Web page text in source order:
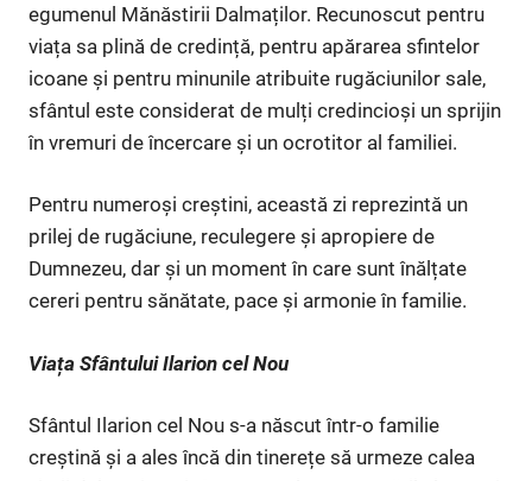
egumenul Mănăstirii Dalmaților. Recunoscut pentru
viața sa plină de credință, pentru apărarea sfintelor
icoane și pentru minunile atribuite rugăciunilor sale,
sfântul este considerat de mulți credincioși un sprijin
în vremuri de încercare și un ocrotitor al familiei.
Pentru numeroși creștini, această zi reprezintă un
prilej de rugăciune, reculegere și apropiere de
Dumnezeu, dar și un moment în care sunt înălțate
cereri pentru sănătate, pace și armonie în familie.
Viața Sfântului Ilarion cel Nou
Sfântul Ilarion cel Nou s-a născut într-o familie
creștină și a ales încă din tinerețe să urmeze calea